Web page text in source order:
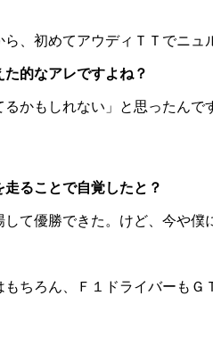
、初めてアウディＴＴでニ
的なアレですよね？
かもしれない」と思ったん
ることで自覚したと？
て優勝できた。けど、今や僕
ちろん、Ｆ１ドライバーもＧ